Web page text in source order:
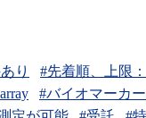
り
#先着順、上限
#バイオマーカ